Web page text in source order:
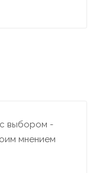
с выбором -
мнением